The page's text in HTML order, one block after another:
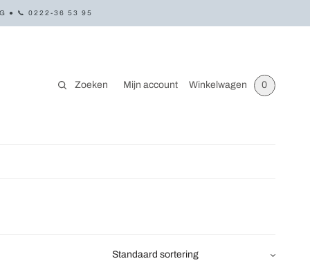
● 📞 0222-36 53 95
Zoeken Mijn account Winkelwagen 0